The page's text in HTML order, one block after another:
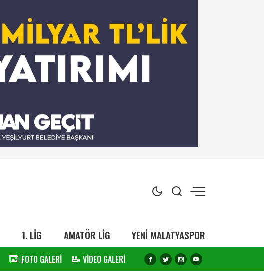
1. LİG AMATÖR LİG YENİ MALATYASPOR
FOTO GALERİ VİDEO GALERİ